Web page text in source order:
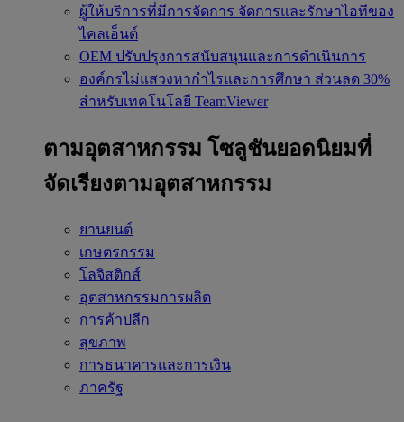
ผู้ให้บริการที่มีการจัดการ จัดการและรักษาไอทีของ
ไคลเอ็นต์
OEM ปรับปรุงการสนับสนุนและการดำเนินการ
องค์กรไม่แสวงหากำไรและการศึกษา ส่วนลด 30%
สำหรับเทคโนโลยี TeamViewer
ตามอุตสาหกรรม โซลูชันยอดนิยมที่
จัดเรียงตามอุตสาหกรรม
ยานยนต์
เกษตรกรรม
โลจิสติกส์
อุตสาหกรรมการผลิต
การค้าปลีก
สุขภาพ
การธนาคารและการเงิน
ภาครัฐ